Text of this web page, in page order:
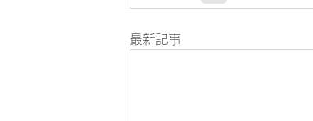
最新記事